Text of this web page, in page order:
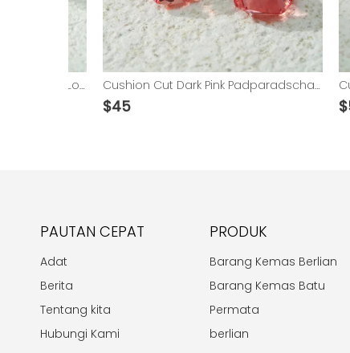
Cushion Cut Dark Pink Padparadscha Color Lab Grown Gemstones
45
PAUTAN CEPAT
Adat
Berita
Tentang kita
Hubungi Kami
PRODUK
Barang Kemas Berlian
Barang Kemas Batu
Permata
berlian